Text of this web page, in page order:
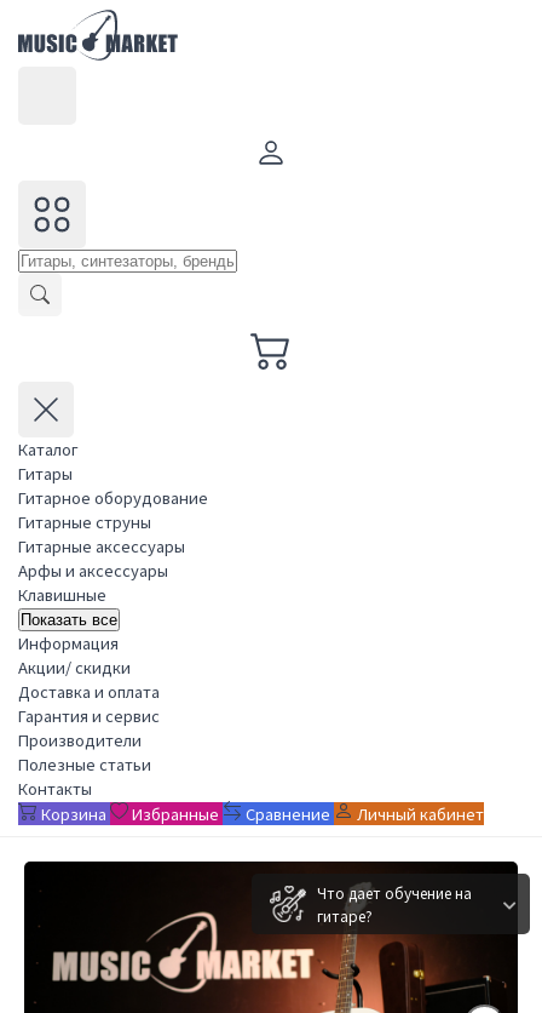
Каталог
Гитары
Гитарное оборудование
Гитарные струны
Гитарные аксессуары
Арфы и аксессуары
Клавишные
Показать все
Информация
Акции/ скидки
Доставка и оплата
Гарантия и сервис
Производители
Полезные статьи
Контакты
Корзина
Избранные Сравнение Личный кабинет
Что дает обучение на
гитаре?